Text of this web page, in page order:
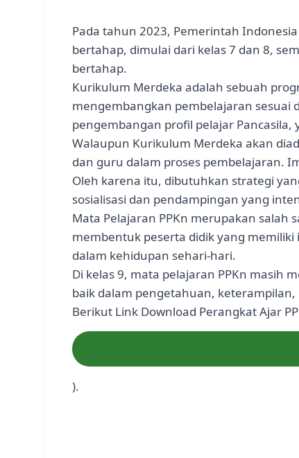
Pada tahun 2023, Pemerintah
bertahap, dimulai dari kelas 7 dan 8,
bertahap.
Kurikulum Merdeka adalah sebuah
mengembangkan pembelajaran sesuai
pengembangan profil pelajar
Walaupun Kurikulum Merdeka akan
dan guru dalam proses pembelajaran.
Oleh karena itu, dibutuhkan strategi
sosialisasi dan pendampingan yang
Mata Pelajaran PPKn merupakan salah
membentuk peserta didik yang
dalam kehidupan sehari-hari.
Di kelas 9, mata pelajaran PPKn masih
baik dalam pengetahuan,
Berikut Link Download Perangkat Ajar
).